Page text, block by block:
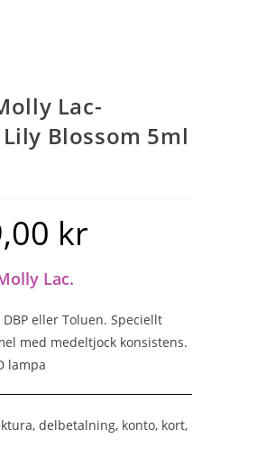
Lac-
Lily Blossom 5ml
kr
Lac.
eller Toluen. Speciellt
med medeltjock konsistens.
lampa
delbetalning, konto, kort,